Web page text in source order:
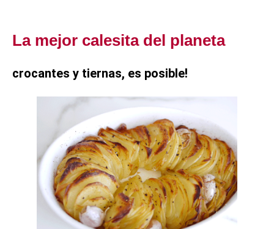
La mejor calesita del planeta
crocantes y tiernas, es posible!